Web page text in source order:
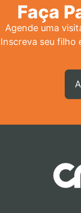
Faça
Agende uma
Inscreva seu filho